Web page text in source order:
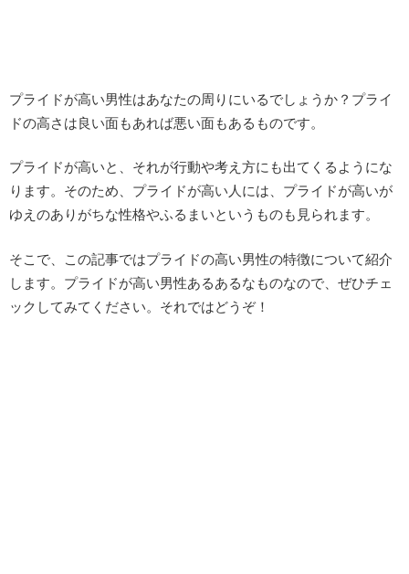
プライドが高い男性はあなたの周りにいるでしょうか？プライ
ドの高さは良い面もあれば悪い面もあるものです。
プライドが高いと、それが行動や考え方にも出てくるようにな
ります。そのため、プライドが高い人には、プライドが高いが
ゆえのありがちな性格やふるまいというものも見られます。
そこで、この記事ではプライドの高い男性の特徴について紹介
します。プライドが高い男性あるあるなものなので、ぜひチェ
ックしてみてください。それではどうぞ！